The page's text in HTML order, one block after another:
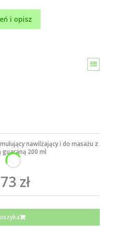
i opisz
nawilżający i do masażu z
guaraną 200 ml
zł